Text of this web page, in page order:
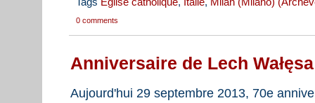
0 comments
Anniversaire de Lech Wałęsa
Aujourd'hui 29 septembre 2013, 70e